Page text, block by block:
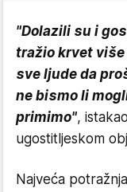
"Dolazili su i
tražio krvet
sve ljude da
ne bismo li
primimo",
ugostitljeskom
Najveća